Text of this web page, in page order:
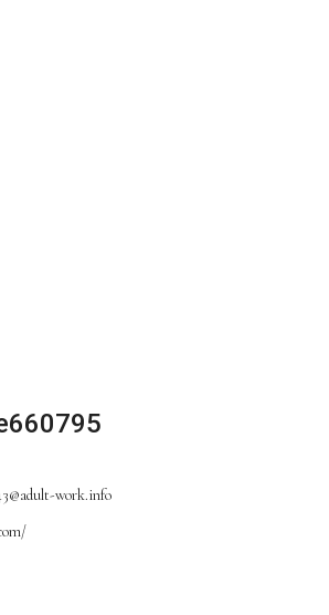
work.info